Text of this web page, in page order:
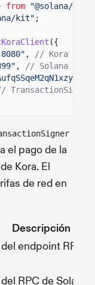
from
"@solana/
kit" ;
({
,
// Kora RPC
,
// Solana RPC
el pago de la
Kora. El
de red en
Descripción
del endpoint RPC
RPC de Solana